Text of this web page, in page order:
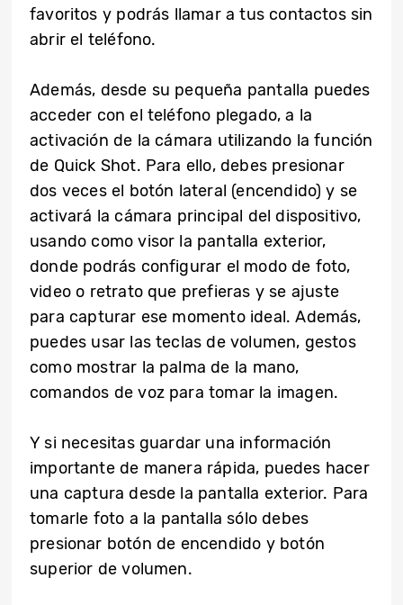
favoritos y podrás llamar a tus contactos sin
abrir el teléfono.
Además, desde su pequeña pantalla puedes
acceder con el teléfono plegado, a la
activación de la cámara utilizando la función
de Quick Shot. Para ello, debes presionar
dos veces el botón lateral (encendido) y se
activará la cámara principal del dispositivo,
usando como visor la pantalla exterior,
donde podrás configurar el modo de foto,
video o retrato que prefieras y se ajuste
para capturar ese momento ideal. Además,
puedes usar las teclas de volumen, gestos
como mostrar la palma de la mano,
comandos de voz para tomar la imagen.
Y si necesitas guardar una información
importante de manera rápida, puedes hacer
una captura desde la pantalla exterior. Para
tomarle foto a la pantalla sólo debes
presionar botón de encendido y botón
superior de volumen.